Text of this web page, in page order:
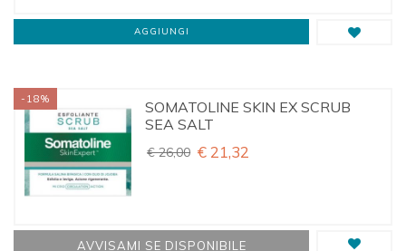
durante e dopo l'ordine.Ricorda inoltre che le creme
per il gommage del corpovengono affidate al corriere
di 2 o 3 giorni lavorativi all'indirizzo specificato. E se spendi
più di 80 euro non dovrai pagare nulla di spedizione.
Cambia la tua idea di estetica con un clic!
AGGIUNGI
SOMATOLINE SKIN EX SCRUB
SEA SALT
€ 26,00 € 21,32
-18%
AVVISAMI SE DISPONIBILE